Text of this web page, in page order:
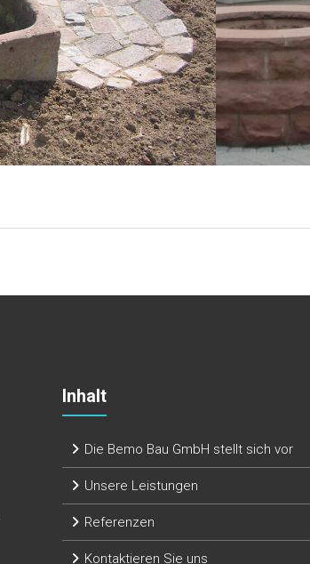
Inhalt
Die Bemo Bau GmbH stellt sich vor
Unsere Leistungen
Referenzen
Kontaktieren Sie uns